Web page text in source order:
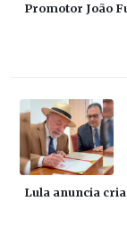
Promotor João
Lula anuncia